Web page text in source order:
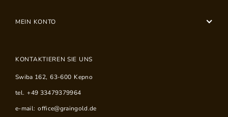
MEIN KONTO
KONTAKTIEREN SIE UNS
Swiba 162, 63-600 Kepno
tel. +49 33479379964
e-mail: office@graingold.de